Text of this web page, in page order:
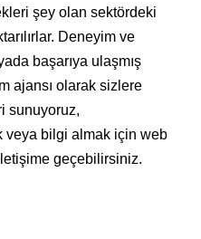
şey olan sektördeki
Deneyim ve
başarıya ulaşmış
ajansı olarak sizlere
sunuyoruz,
veya bilgi almak için web
geçebilirsiniz.